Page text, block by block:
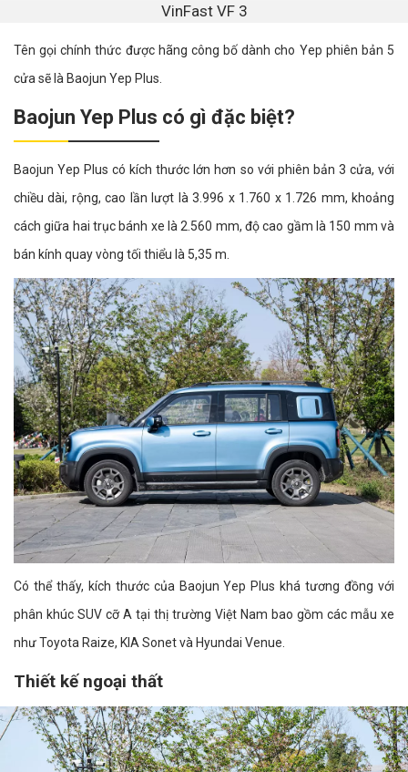
VinFast VF 3
Tên gọi chính thức được hãng công bố dành cho Yep phiên bản 5
cửa sẽ là Baojun Yep Plus.
Baojun Yep Plus có gì đặc biệt?
Baojun Yep Plus có kích thước lớn hơn so với phiên bản 3 cửa, với
chiều dài, rộng, cao lần lượt là 3.996 x 1.760 x 1.726 mm, khoảng
cách giữa hai trục bánh xe là 2.560 mm, độ cao gầm là 150 mm và
bán kính quay vòng tối thiểu là 5,35 m.
Có thể thấy, kích thước của Baojun Yep Plus khá tương đồng với
phân khúc SUV cỡ A tại thị trường Việt Nam bao gồm các mẫu xe
như Toyota Raize, KIA Sonet và Hyundai Venue.
Thiết kế ngoại thất